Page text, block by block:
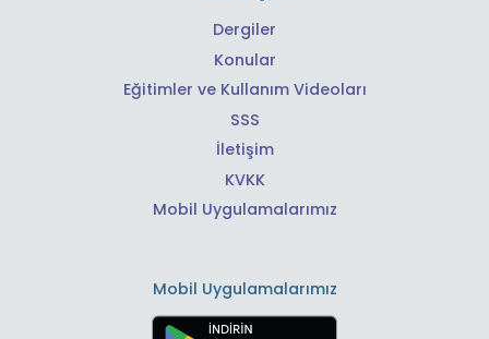
Dergiler
Konular
Eğitimler ve Kullanım Videoları
SSS
İletişim
KVKK
Mobil Uygulamalarımız
Mobil Uygulamalarımız